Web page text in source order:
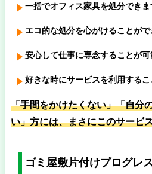
一括でオフィス家具を処分できま
エコ的な処分を心がけることがで
安心して仕事に専念することが可
好きな時にサービスを利用するこ
「手間をかけたくない」「自分
い」方には、まさにこのサービ
ゴミ屋敷片付けプログレ